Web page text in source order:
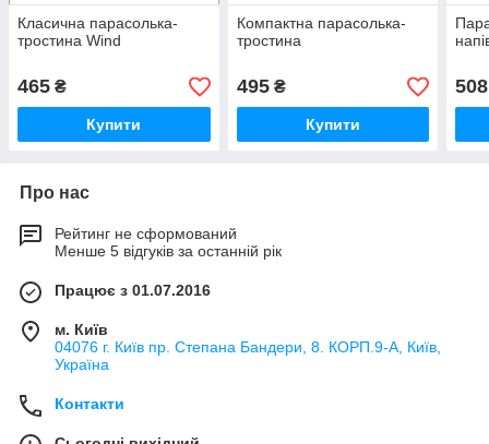
Класична парасолька-
тростина Wind
465 ₴
Купити
Компактна парасолька-
тростина
495₴
Купити
508
Про нас
Рейтинг не сформований
Менше 5 відгуків за останній рік
Працює з 01.07.2016
м. Київ
04076 г. Київ пр. Степана Бандери, 8. КОРП.9-А, Київ,
Україна
Контакти